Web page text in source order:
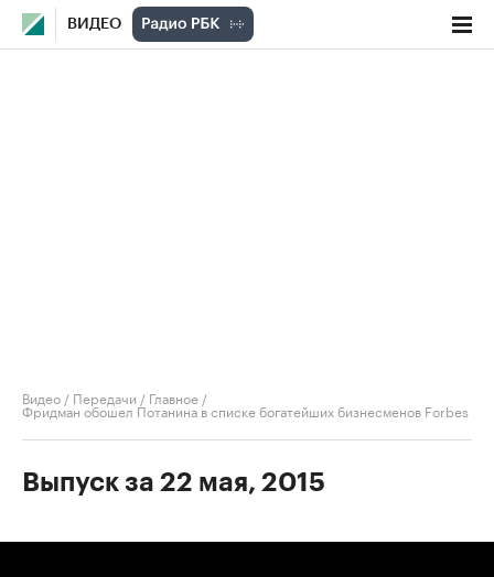
ВИДЕО
Видео / Передачи / Главное /
Фридман обошел Потанина в списке богатейших бизнесменов Forbes
Выпуск за 22 мая, 2015